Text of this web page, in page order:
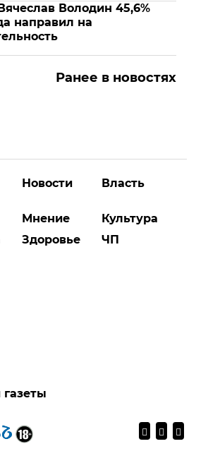
Володин 45,6%
направил на
Ранее в новостях
Новости
Мнение
Здоровье
Власть
Культура
ЧП